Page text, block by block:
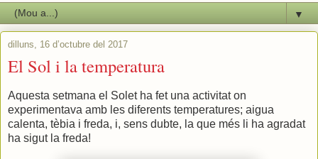
▼
dilluns, 16 d’octubre del 2017
El Sol i la temperatura
Aquesta setmana el Solet ha fet una activitat on
experimentava amb les diferents temperatures; aigua
calenta, tèbia i freda, i, sens dubte, la que més li ha agradat
ha sigut la freda!